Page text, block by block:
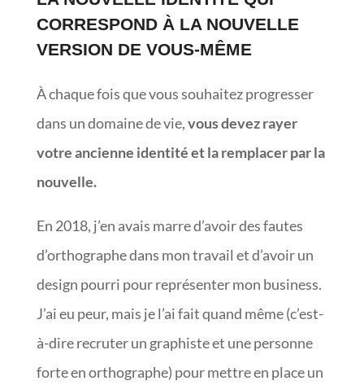
CORRESPOND À LA NOUVELLE
VERSION DE VOUS-MÊME
À chaque fois que vous souhaitez progresser
dans un domaine de vie,vous devez rayer
votre ancienne identité et la remplacer par la
nouvelle.
En 2018, j’en avais marre d’avoir des fautes
d’orthographe dans mon travail et d’avoir un
design pourri pour représenter mon business.
J’ai eu peur, mais je l’ai fait quand même (c’est-
à-dire recruter un graphiste et une personne
forte en orthographe) pour mettre en place un